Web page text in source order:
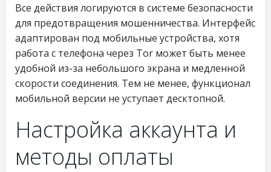
Все действия логируются в системе безопасности
для предотвращения мошенничества. Интерфейс
адаптирован под мобильные устройства, хотя
работа с телефона через Tor может быть менее
удобной из-за небольшого экрана и медленной
скорости соединения. Тем не менее, функционал
мобильной версии не уступает десктопной.
Настройка аккаунта и
методы оплаты